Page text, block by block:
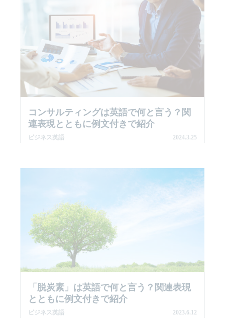
コンサルティングは英語で何と言う？関
連表現とともに例文付きで紹介
ビジネス英語 2024.3.25
「脱炭素」は英語で何と言う？関連表現
とともに例文付きで紹介
ビジネス英語 2023.6.12